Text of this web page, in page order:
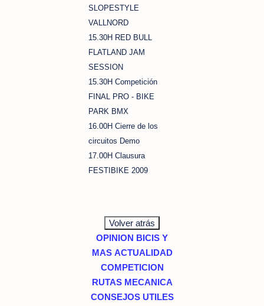
SLOPESTYLE
VALLNORD
15.30H RED BULL
FLATLAND JAM
SESSION
15.30H Competición
FINAL PRO - BIKE
PARK BMX
16.00H Cierre de los
circuitos Demo
17.00H Clausura
FESTIBIKE 2009
OPINION BICIS Y
MAS ACTUALIDAD
COMPETICION
RUTAS MECANICA
CONSEJOS UTILES